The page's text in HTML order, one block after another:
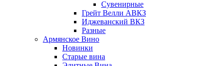
Сувенирные
Грейт Велли АВКЗ
Иджеванский ВКЗ
Разные
Армянское Вино
Новинки
Старые вина